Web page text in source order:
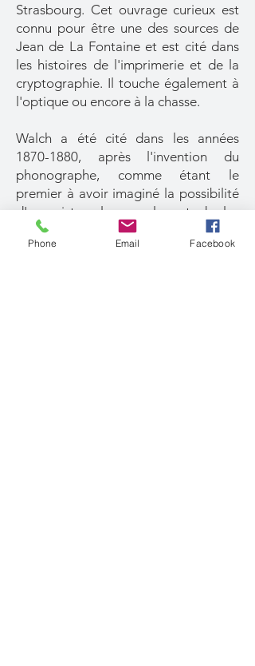
Strasbourg. Cet ouvrage curieux est
connu pour être une des sources de
Jean de La Fontaine et est cité dans
les histoires de l'imprimerie et de la
cryptographie. Il touche également à
l'optique ou encore à la chasse.
Walch a été cité dans les années
1870-1880, après l'invention du
phonographe, comme étant le
premier à avoir imaginé la possibilité
d'enregistrer les paroles et de les
restituer. Il connaissait la
Magis
naturalis
de Porta, qu'il cite à
Phone Email Facebook